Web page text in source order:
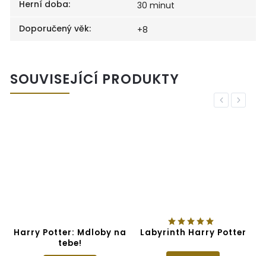
Herní doba:
30 minut
Doporučený věk: +8
SOUVISEJÍCÍ PRODUKTY
Previous
Harry Potter: Mdloby na
tebe!
Labyrinth Harry Potter
Next